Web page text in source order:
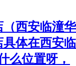
（西安临潼华
具体在西安临
么位置呀，